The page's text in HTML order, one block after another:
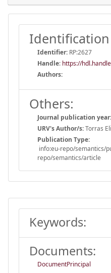
Identifier: RP:2627
Handle: https://
Authors:
Others:
Journal publication year:
URV's Author/s:Torras
Publication Type:
info:eu-repo/semantics/
repo/semantics/article
Keywords:
Documents:
DocumentPrincipal